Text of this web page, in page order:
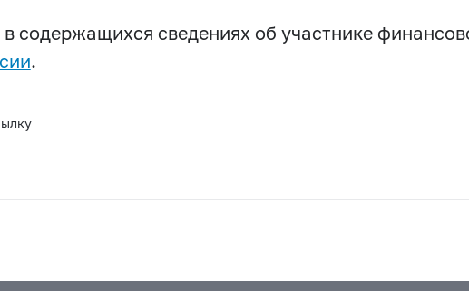
в содержащихся сведениях об участнике
.